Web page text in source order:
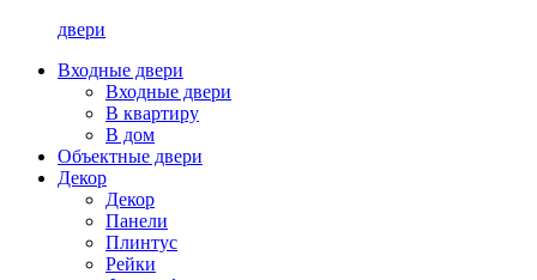
двери
Входные двери
Входные двери
В квартиру
В дом
Объектные двери
Декор
Декор
Панели
Плинтус
Рейки